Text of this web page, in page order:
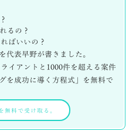
るの？
ばいいの？
表早野が書きました。
イアントと1000件を超える案件
を成功に導く方程式」を無料で
無料で受け取る。